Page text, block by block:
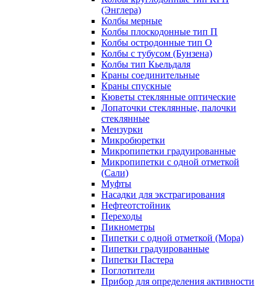
(Энглера)
Колбы мерные
Колбы плоскодонные тип П
Колбы остродонные тип О
Колбы с тубусом (Бунзена)
Колбы тип Кьельдаля
Краны соединительные
Краны спускные
Кюветы стеклянные оптические
Лопаточки стеклянные, палочки
стеклянные
Мензурки
Микробюретки
Микропипетки градуированные
Микропипетки с одной отметкой
(Сали)
Муфты
Насадки для экстрагирования
Нефтеотстойник
Переходы
Пикнометры
Пипетки с одной отметкой (Мора)
Пипетки градуированные
Пипетки Пастера
Поглотители
Прибор для определения активности